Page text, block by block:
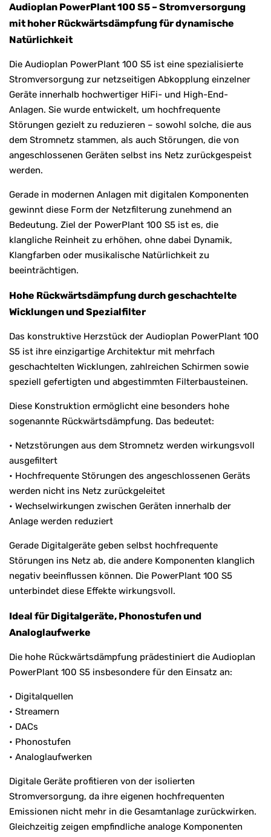
Audioplan PowerPlant 100 S5 – Stromversorgung
mit hoher Rückwärtsdämpfung für dynamische
Natürlichkeit
Die Audioplan PowerPlant 100 S5 ist eine spezialisierte
Stromversorgung zur netzseitigen Abkopplung einzelner
Geräte innerhalb hochwertiger HiFi- und High-End-
Anlagen. Sie wurde entwickelt, um hochfrequente
Störungen gezielt zu reduzieren – sowohl solche, die aus
dem Stromnetz stammen, als auch Störungen, die von
angeschlossenen Geräten selbst ins Netz zurückgespeist
werden.
Gerade in modernen Anlagen mit digitalen Komponenten
gewinnt diese Form der Netzfilterung zunehmend an
Bedeutung. Ziel der PowerPlant 100 S5 ist es, die
klangliche Reinheit zu erhöhen, ohne dabei Dynamik,
Klangfarben oder musikalische Natürlichkeit zu
beeinträchtigen.
Hohe Rückwärtsdämpfung durch geschachtelte
Wicklungen und Spezialfilter
Das konstruktive Herzstück der Audioplan PowerPlant 100
S5 ist ihre einzigartige Architektur mit mehrfach
geschachtelten Wicklungen, zahlreichen Schirmen sowie
speziell gefertigten und abgestimmten Filterbausteinen.
Diese Konstruktion ermöglicht eine besonders hohe
sogenannte Rückwärtsdämpfung. Das bedeutet:
• Netzstörungen aus dem Stromnetz werden wirkungsvoll
ausgefiltert
• Hochfrequente Störungen des angeschlossenen Geräts
werden nicht ins Netz zurückgeleitet
• Wechselwirkungen zwischen Geräten innerhalb der
Anlage werden reduziert
Gerade Digitalgeräte geben selbst hochfrequente
Störungen ins Netz ab, die andere Komponenten klanglich
negativ beeinflussen können. Die PowerPlant 100 S5
unterbindet diese Effekte wirkungsvoll.
Ideal für Digitalgeräte, Phonostufen und
Analoglaufwerke
Die hohe Rückwärtsdämpfung prädestiniert die Audioplan
PowerPlant 100 S5 insbesondere für den Einsatz an:
• Digitalquellen
• Streamern
• DACs
• Phonostufen
• Analoglaufwerken
Digitale Geräte profitieren von der isolierten
Stromversorgung, da ihre eigenen hochfrequenten
Emissionen nicht mehr in die Gesamtanlage zurückwirken.
Gleichzeitig zeigen empfindliche analoge Komponenten